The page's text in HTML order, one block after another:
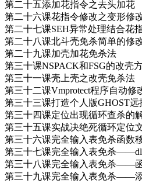
第二十五添加花指令之去头加花
第二十六课花指令修改之变形修
第二十七课SEH异常处理结合花
第二十八课北斗壳免杀简单的修
第二十九课加壳加花免杀法
第三十课NSPACK和FSG的改壳
第三十一课壳上壳之改壳免杀法
第三十二课Vmprotect程序自动修
第三十三课打造个人版GHOST远
第三十四课定位出现循环查杀的
第三十五课实战决绝死循环定位
第三十六课完全输入表免杀函数
第三十七课完全输入表免杀
第三十八课完全输入表免杀——
第三十九课完全输入表免杀——